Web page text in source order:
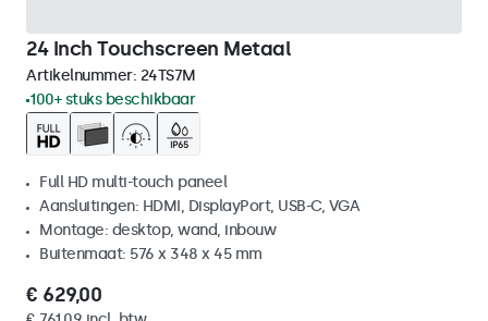
24 Inch Touchscreen Metaal
Artikelnummer: 24TS7M
100+ stuks beschikbaar
Full HD multi-touch paneel
Aansluitingen: HDMI, DisplayPort, USB-C, VGA
Montage: desktop, wand, inbouw
Buitenmaat: 576 x 348 x 45 mm
€ 629,00